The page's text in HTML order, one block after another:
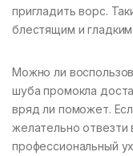
пригладить ворс.
блестящим и гладким.
Можно ли
шуба промокла
вряд ли поможет.
желательно
профессиональный